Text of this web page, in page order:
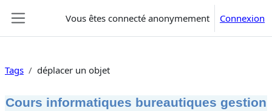
Vous êtes connecté anonymement Connexion
Tags déplacer un objet
Cours informatiques bureautiques gestion